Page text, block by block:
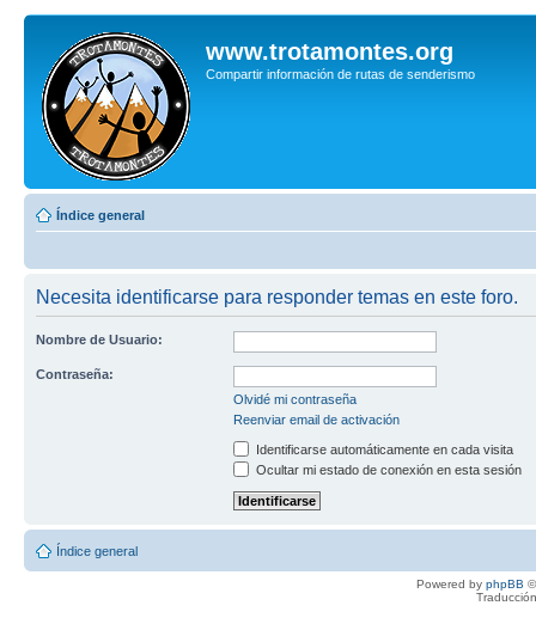
www.trotamontes.org
Compartir información de rutas de senderismo
Índice general
Necesita identificarse para responder temas en este foro.
Nombre de Usuario:
Contraseña:
Olvidé mi contraseña
Reenviar email de activación
Identificarse automáticamente en cada visita
Ocultar mi estado de conexión en esta sesión
Índice general
Powered by phpBB